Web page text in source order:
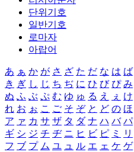
단위기호
일반기호
로마자
아랍어
あ ぁ か が さ ざ た だ な は ば
き ぎ し じ ち ぢ に ひ び ぴ み
ぬ ふ ぶ ぷ む ゆ ゅ る え ぇ け
れ お ぉ こ ご そ ぞ と ど の ほ
ア ァ カ サ ザ タ ダ ナ ハ バ パ
ギ シ ジ チ ヂ ニ ヒ ビ ピ ミ リ
フ ブ プ ム ユ ュ ル エ ェ ケ ゲ